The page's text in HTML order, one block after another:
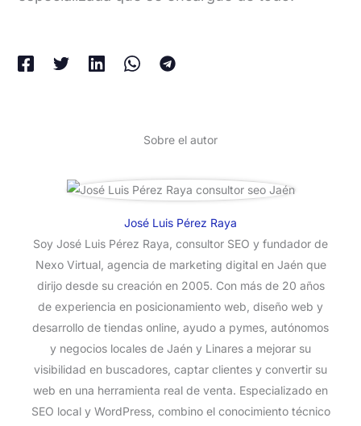
Sobre el autor
José Luis Pérez Raya
Soy José Luis Pérez Raya, consultor SEO y fundador de
Nexo Virtual, agencia de marketing digital en Jaén que
dirijo desde su creación en 2005. Con más de 20 años
de experiencia en posicionamiento web, diseño web y
desarrollo de tiendas online, ayudo a pymes, autónomos
y negocios locales de Jaén y Linares a mejorar su
visibilidad en buscadores, captar clientes y convertir su
web en una herramienta real de venta. Especializado en
SEO local y WordPress, combino el conocimiento técnico